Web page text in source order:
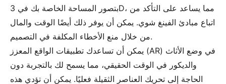
بتصور المساحة الخاصة بك في 3D، مما يساعد على التأكد من
اتباع مبادئ الفينغ شوي. يمكن أن يوفر ذلك أيضًا الوقت والمال
من خلال منع الأخطاء المكلفة في التصميم.
يمكن أن تساعدك تطبيقات الواقع المعزز (AR) في وضع الأثاث
والديكور في الوقت الحقيقي، مما يسمح لك بالتجربة دون
الحاجة إلى تحريك العناصر الثقيلة فعليًا. يمكن أن تؤدي هذه